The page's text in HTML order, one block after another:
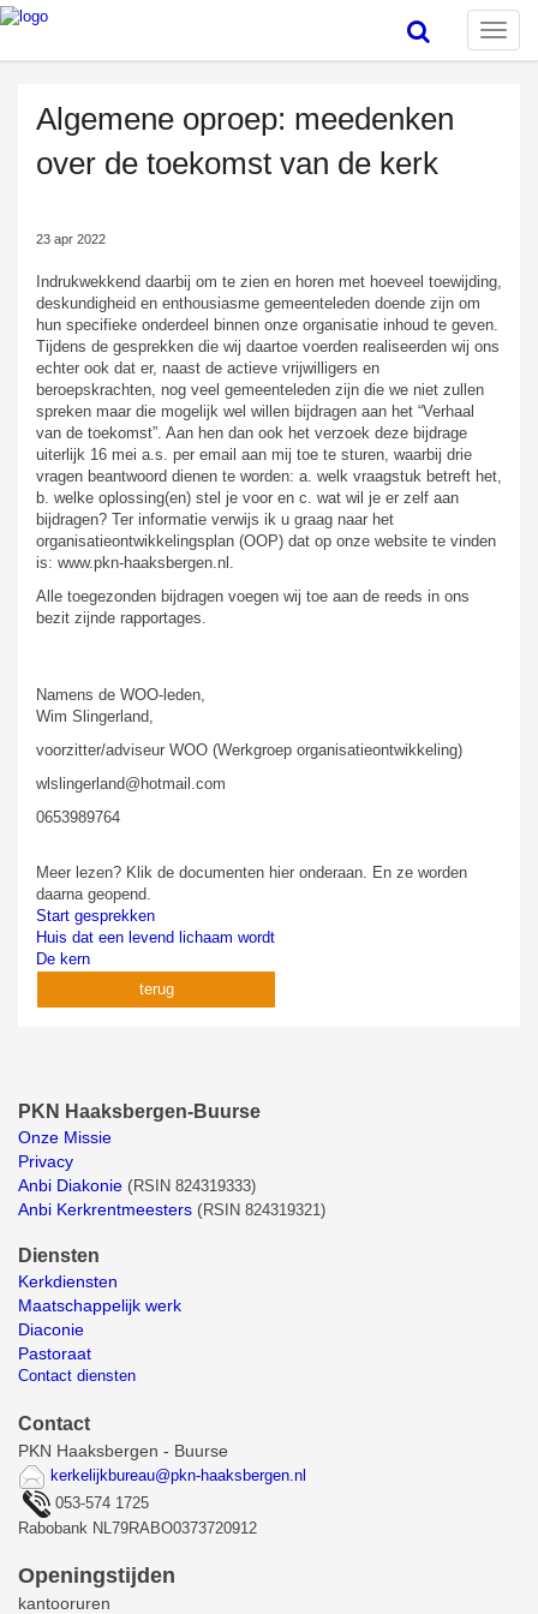
Toggle
Algemene oproep: meedenken
over de toekomst van de kerk
23 apr 2022
Indrukwekkend daarbij om te zien en horen met hoeveel toewijding,
deskundigheid en enthousiasme gemeenteleden doende zijn om
hun specifieke onderdeel binnen onze organisatie inhoud te geven.
Tijdens de gesprekken die wij daartoe voerden realiseerden wij ons
echter ook dat er, naast de actieve vrijwilligers en
beroepskrachten, nog veel gemeenteleden zijn die we niet zullen
spreken maar die mogelijk wel willen bijdragen aan het “Verhaal
van de toekomst”. Aan hen dan ook het verzoek deze bijdrage
uiterlijk 16 mei a.s. per email aan mij toe te sturen, waarbij drie
vragen beantwoord dienen te worden: a. welk vraagstuk betreft het,
b. welke oplossing(en) stel je voor en c. wat wil je er zelf aan
bijdragen? Ter informatie verwijs ik u graag naar het
organisatieontwikkelingsplan (OOP) dat op onze website te vinden
is: www.pkn-haaksbergen.nl.
Alle toegezonden bijdragen voegen wij toe aan de reeds in ons
bezit zijnde rapportages.
Namens de WOO-leden,
Wim Slingerland,
voorzitter/adviseur WOO (Werkgroep organisatieontwikkeling)
wlslingerland@hotmail.com
0653989764
Meer lezen? Klik de documenten hier onderaan. En ze worden
daarna geopend.
Start gesprekken
Huis dat een levend lichaam wordt
De kern
terug
PKN Haaksbergen-Buurse
Onze Missie
Privacy
Anbi Diakonie (RSIN 824319333)
Anbi Kerkrentmeesters (RSIN 824319321)
Diensten
Kerkdiensten
Maatschappelijk werk
Diaconie
Pastoraat
Contact diensten
Contact
PKN Haaksbergen - Buurse
kerkelijkbureau@pkn-haaksbergen.nl
053-574 1725
Rabobank NL79RABO0373720912
Openingstijden
kantooruren